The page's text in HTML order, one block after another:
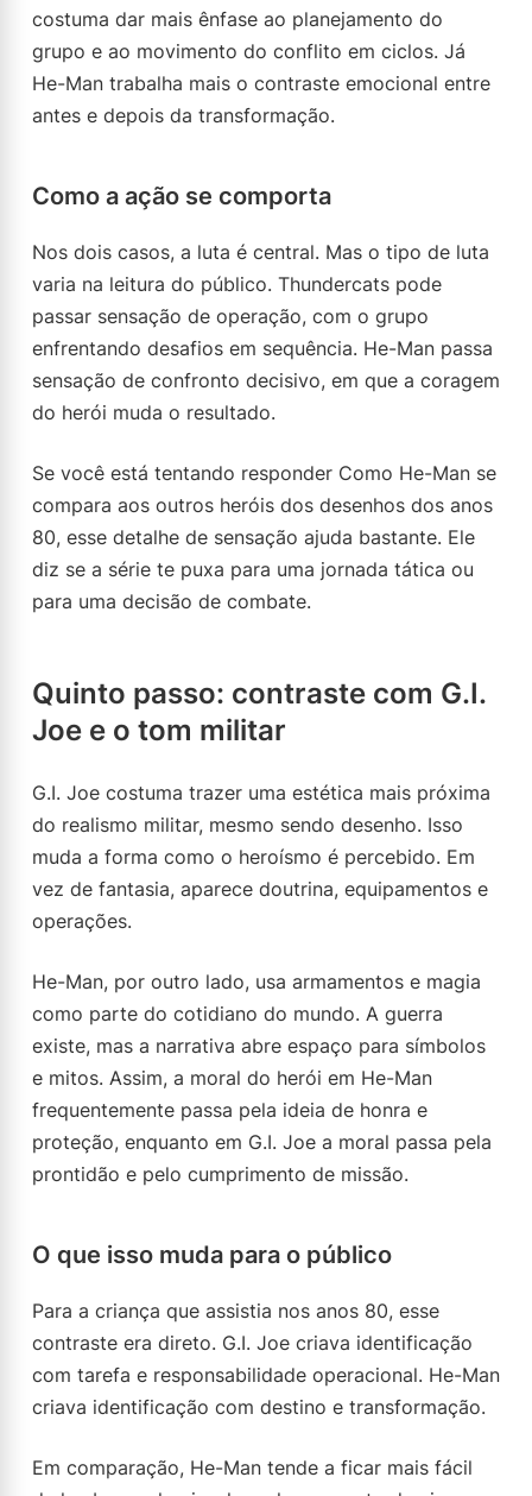
costuma dar mais ênfase ao planejamento do
grupo e ao movimento do conflito em ciclos. Já
He-Man trabalha mais o contraste emocional entre
antes e depois da transformação.
Como a ação se comporta
Nos dois casos, a luta é central. Mas o tipo de luta
varia na leitura do público. Thundercats pode
passar sensação de operação, com o grupo
enfrentando desafios em sequência. He-Man passa
sensação de confronto decisivo, em que a coragem
do herói muda o resultado.
Se você está tentando responder Como He-Man se
compara aos outros heróis dos desenhos dos anos
80, esse detalhe de sensação ajuda bastante. Ele
diz se a série te puxa para uma jornada tática ou
para uma decisão de combate.
Quinto passo: contraste com G.I.
Joe e o tom militar
G.I. Joe costuma trazer uma estética mais próxima
do realismo militar, mesmo sendo desenho. Isso
muda a forma como o heroísmo é percebido. Em
vez de fantasia, aparece doutrina, equipamentos e
operações.
He-Man, por outro lado, usa armamentos e magia
como parte do cotidiano do mundo. A guerra
existe, mas a narrativa abre espaço para símbolos
e mitos. Assim, a moral do herói em He-Man
frequentemente passa pela ideia de honra e
proteção, enquanto em G.I. Joe a moral passa pela
prontidão e pelo cumprimento de missão.
O que isso muda para o público
Para a criança que assistia nos anos 80, esse
contraste era direto. G.I. Joe criava identificação
com tarefa e responsabilidade operacional. He-Man
criava identificação com destino e transformação.
Em comparação, He-Man tende a ficar mais fácil